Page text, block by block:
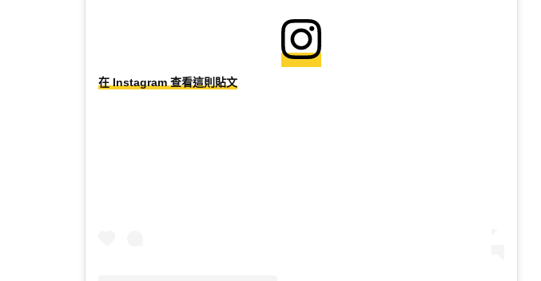
在 Instagram 查看這則貼文